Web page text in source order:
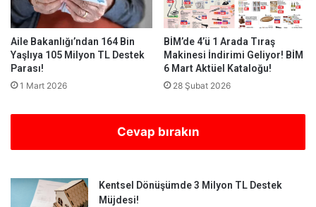
Aile Bakanlığı’ndan 164 Bin
Yaşlıya 105 Milyon TL Destek
Parası!
1 Mart 2026
BİM’de 4’ü 1 Arada Tıraş
Makinesi İndirimi Geliyor! BİM
6 Mart Aktüel Kataloğu!
28 Şubat 2026
Cevap bırakın
Kentsel Dönüşümde 3 Milyon TL Destek
Müjdesi!